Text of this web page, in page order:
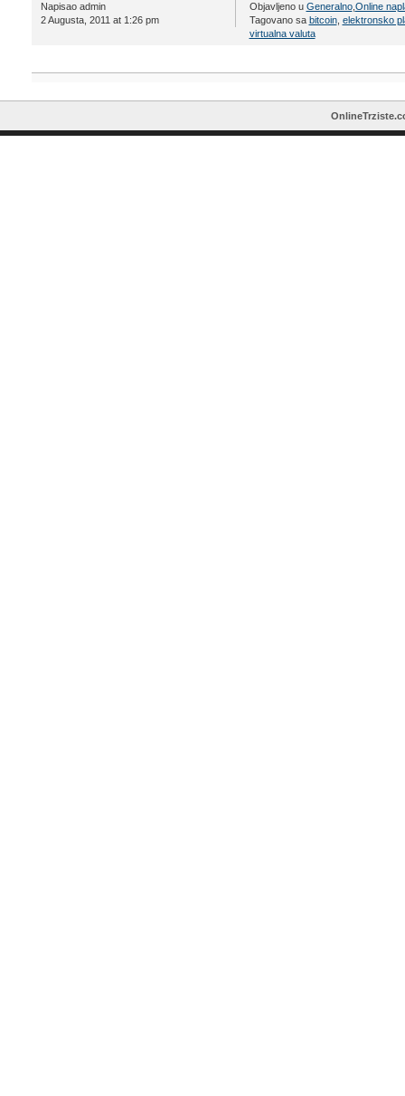
Napisao admin
2 Augusta, 2011 at 1:26 pm
Objavljeno u Generalno, Online
Tagovano sa bitcoin, elektronsko
virtualna valuta